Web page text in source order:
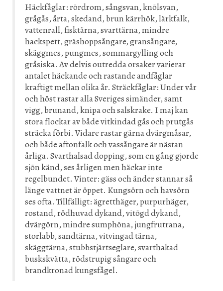
Häckfåglar: rördrom, sångsvan, knölsvan,
grågås, årta, skedand, brun kärrhök, lärkfalk,
vattenrall, fisktärna, svarttärna, mindre
hackspett, gräshoppsångare, gransångare,
skäggmes, pungmes, sommargylling och
gråsiska. Av delvis outredda orsaker varierar
antalet häckande och rastande andfåglar
kraftigt mellan olika år. Sträckfåglar: Under vår
och höst rastar alla Sveriges simänder, samt
vigg, brunand, knipa och salskrake. I maj kan
stora flockar av både vitkindad gås och prutgås
sträcka förbi. Vidare rastar gärna dvärgmåsar,
och både aftonfalk och vassångare är nästan
årliga. Svarthalsad dopping, som en gång gjorde
sjön känd, ses årligen men häckar inte
regelbundet. Vinter: gäss och änder stannar så
länge vattnet är öppet. Kungsörn och havsörn
ses ofta. Tillfälligt: ägretthäger, purpurhäger,
rostand, rödhuvad dykand, vitögd dykand,
dvärgörn, mindre sumphöna, jungfrutrana,
storlabb, sandtärna, vitvingad tärna,
skäggtärna, stubbstjärtseglare, svarthakad
buskskvätta, rödstrupig sångare och
brandkronad kungsfågel.